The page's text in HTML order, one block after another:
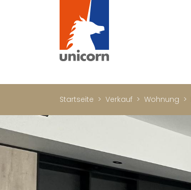
Startseite Verkauf Wohnung